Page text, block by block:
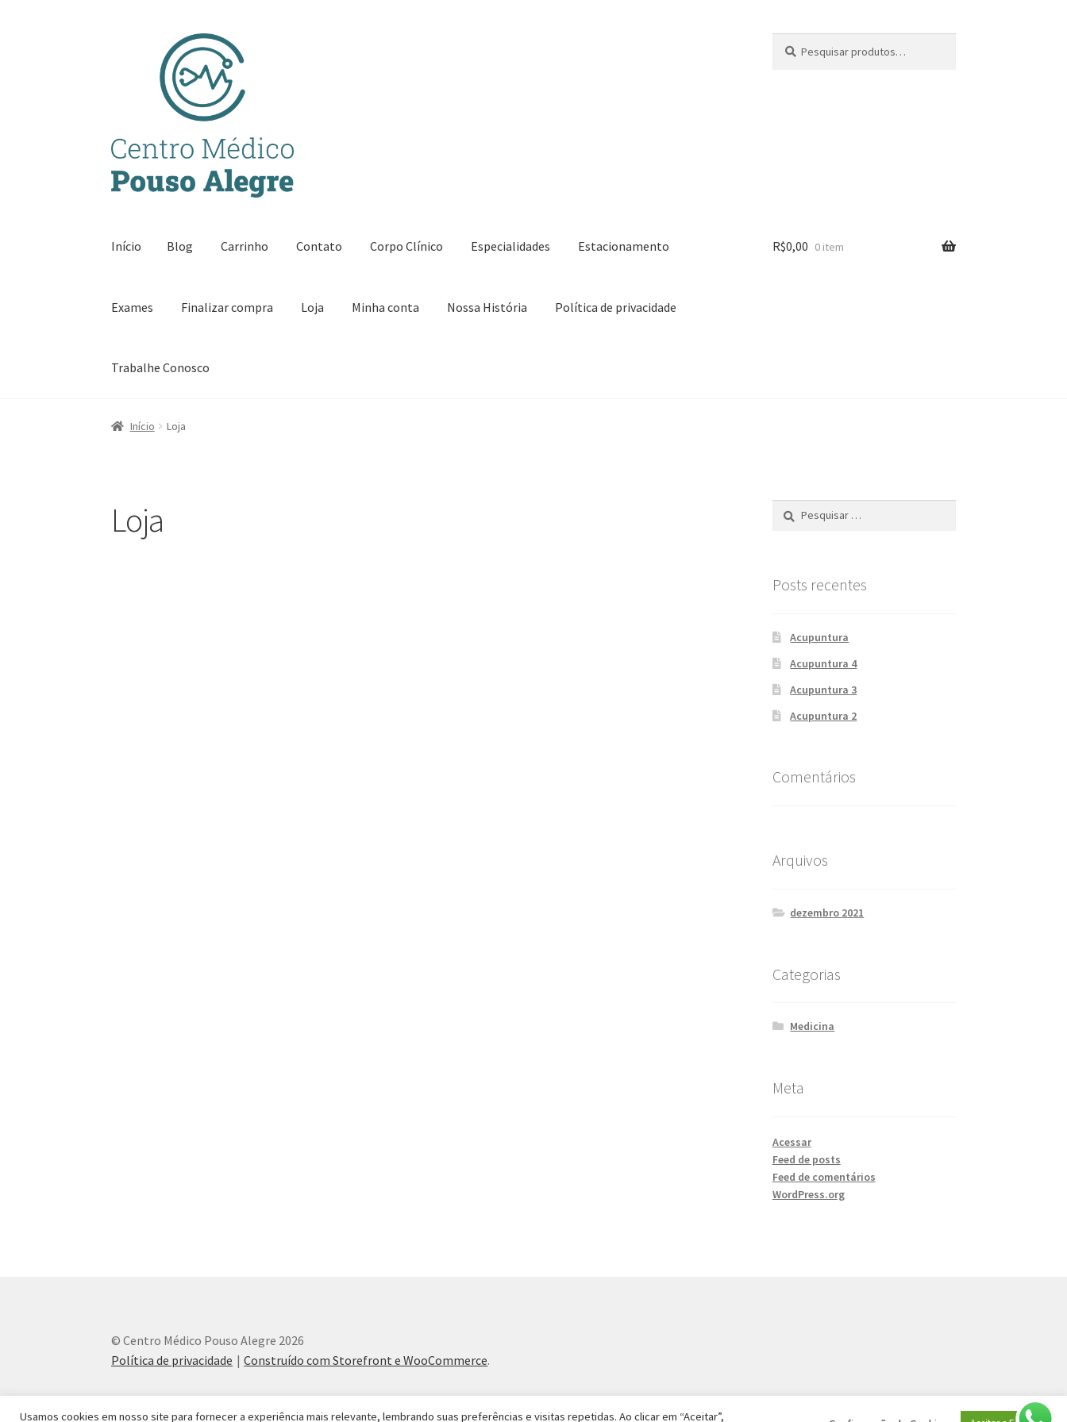
navegação
por:
Início Blog Carrinho Contato Corpo Clínico Especialidades Estacionamento
Exames Finalizar compra Loja Minha conta Nossa História Política de privacidade
Trabalhe Conosco
Início Blog Carrinho
R$0,00 0 item
Início Loja
Loja
Pesquisar
Posts recentes
Acupuntura
Acupuntura 4
Acupuntura 3
Acupuntura 2
Comentários
Arquivos
dezembro 2021
Categorias
Medicina
Meta
Acessar
Feed de posts
Feed de comentários
WordPress.org
© Centro Médico Pouso Alegre 2026
Política de privacidade
Construído com Storefront e WooCommerce.
Usamos cookies em nosso site para fornecer a experiência mais relevante, lembrando suas preferências e visitas repetidas. Ao clicar em “Aceitar”,